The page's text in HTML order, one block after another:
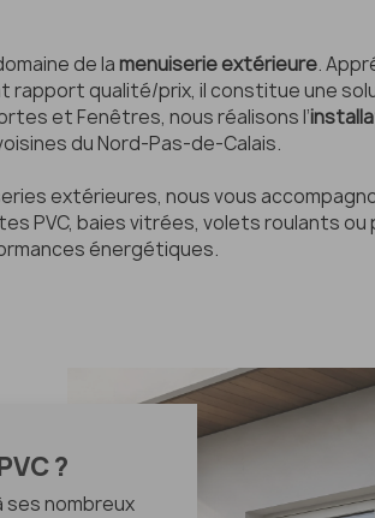
de lamenuiserie extérieure.
qualité/prix, il constitue une
et Fenêtres, nous réalisons l’
du Nord-Pas-de-Calais.
extérieures, nous vous
PVC, baies vitrées, volets roulants
énergétiques.
?
ses nombreux